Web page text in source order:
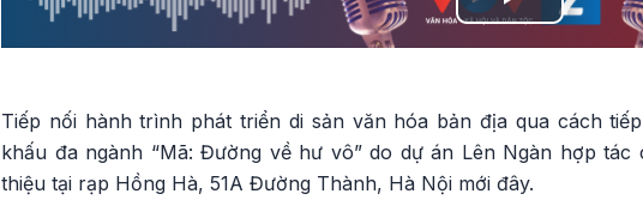
Play
Tiếp nối hành trình phát triển di sản văn hóa bản địa qua cách
khấu đa ngành “Mã: Đường về hư vô” do dự án Lên Ngàn hợp
thiệu tại rạp Hồng Hà, 51A Đường Thành, Hà Nội mới đây.